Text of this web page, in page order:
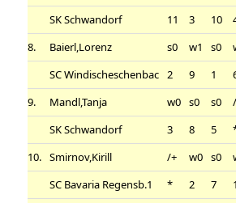
SK Schwandorf
11 3 10
8.
Baierl,Lorenz s0 w1 s0
SC Windischeschenbac 2 9 1
9.
Mandl,Tanja w0 s0 s0
SK Schwandorf
3 8 5
10. Smirnov,Kirill /+ w0 s0
SC Bavaria Regensb.1
* 2 7